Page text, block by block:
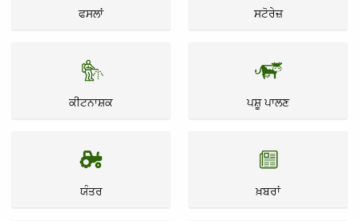
ਫਸਲਾਂ ਸਟੋਰੇਜ਼
ਕੀਟਨਾਸ਼ਕ ਪਸ਼ੂ ਪਾਲਣ
ਯੰਤਰ ਖ਼ਬਰਾਂ